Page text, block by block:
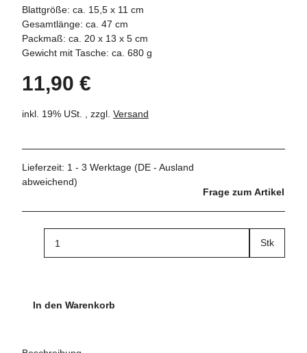
Blattgröße: ca. 15,5 x 11 cm
Gesamtlänge: ca. 47 cm
Packmaß: ca. 20 x 13 x 5 cm
Gewicht mit Tasche: ca. 680 g
11,90 €
inkl. 19% USt. , zzgl. Versand
Lieferzeit: 1 - 3 Werktage (DE - Ausland
abweichend)
Frage zum Artikel
Stk
In den Warenkorb